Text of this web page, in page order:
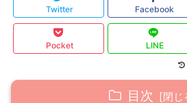
Twitter Facebook
Pocket LINE
目次